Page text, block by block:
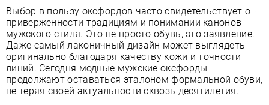
Выбор в пользу оксфордов часто свидетельствует о
приверженности традициям и понимании канонов
мужского стиля. Это не просто обувь, это заявление.
Даже самый лаконичный дизайн может выглядеть
оригинально благодаря качеству кожи и точности
линий. Сегодня модные мужские оксфорды
продолжают оставаться эталоном формальной обуви,
не теряя своей актуальности сквозь десятилетия.